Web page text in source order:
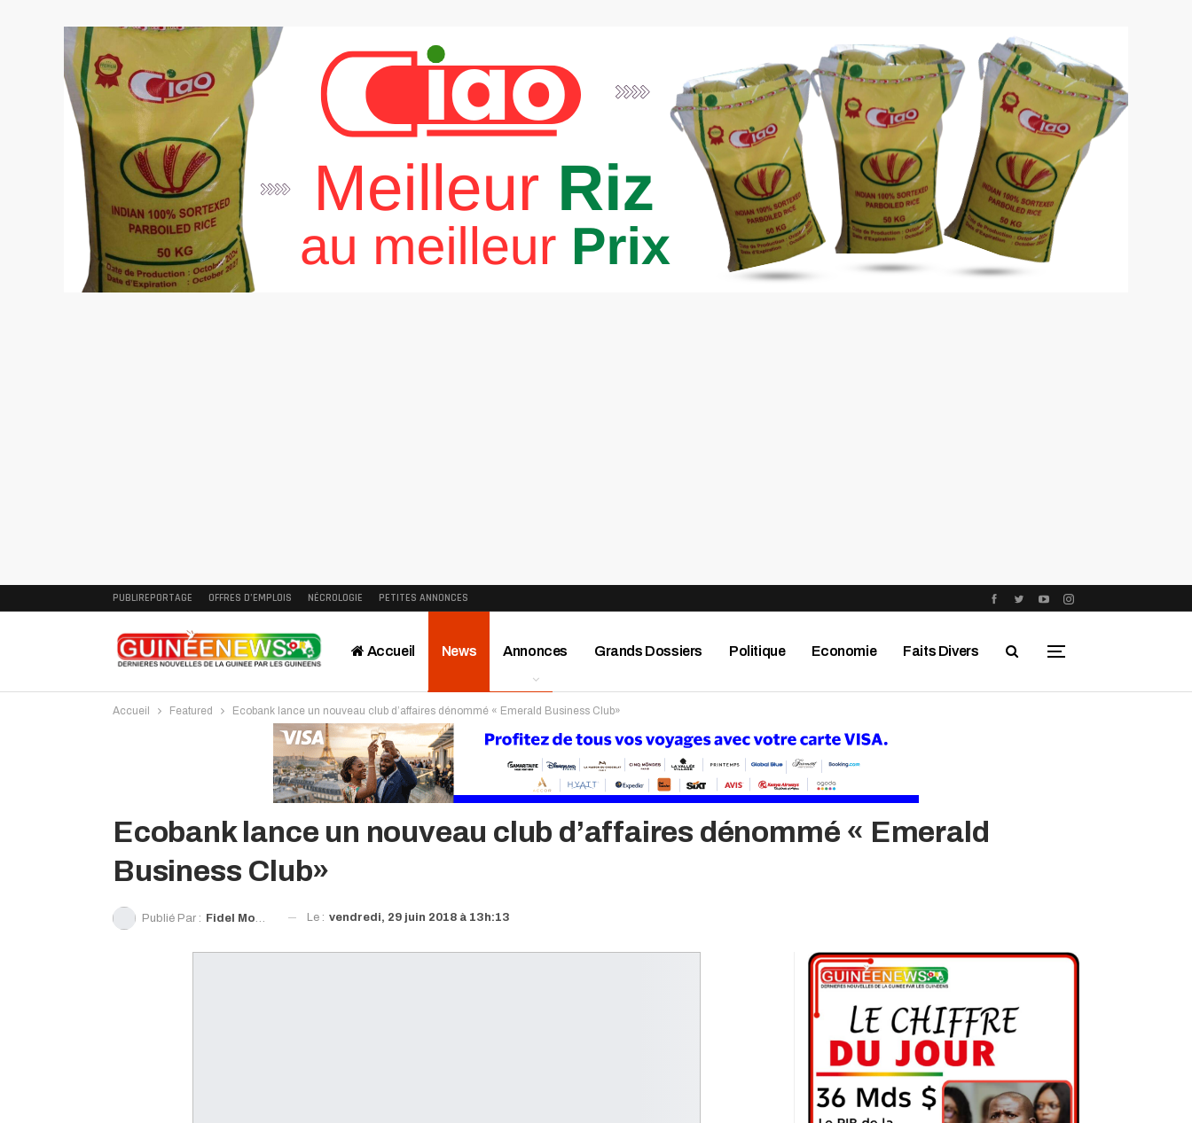
PUBLIREPORTAGE OFFRES D’EMPLOIS NÉCROLOGIE PETITES ANNONCES
Accueil News Annonces Grands Dossiers Politique Economie Faits Divers
Interviews Publireportage Région
Accueil Featured Ecobank lance un nouveau club d’affaires dénommé « Emerald Business Club»
Ecobank lance un nouveau club d’affaires dénommé « Emerald
Business Club»
Publié Par : Fidel Momou Le : vendredi, 29 juin 2018 à 13h:13